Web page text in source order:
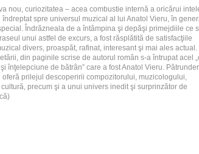
nou, curiozitatea – acea combustie internă a oricărui
spre universul muzical al lui Anatol Vieru, în
Îndrăzneala de a întâmpina şi depăşi primejdiile ce
unui astfel de excurs, a fost răsplătită de satisfacţiile
divers, proaspăt, rafinat, interesant şi mai ales actual.
din paginile scrise de autorul român s-a întrupat acel
înţelepciune de bătrân” care a fost Anatol Vieru.
oferă prilejul descoperirii compozitorului, muzicologului,
precum şi a unui univers inedit şi surprinzător de